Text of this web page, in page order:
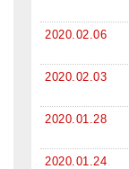
2020.02.06
2020.02.03
2020.01.28
2020.01.24